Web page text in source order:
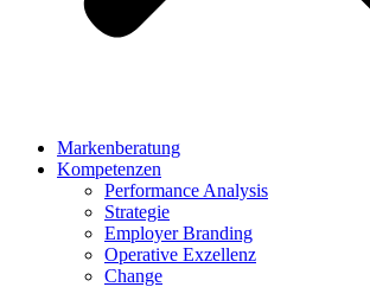
Markenberatung
Kompetenzen
Performance Analysis
Strategie
Employer Branding
Operative Exzellenz
Change